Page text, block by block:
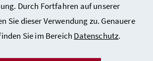
Durch Fortfahren auf unserer
Sie dieser Verwendung zu. Genauere
Sie im Bereich Datenschutz.
Impressum
Datenschutzerklärung